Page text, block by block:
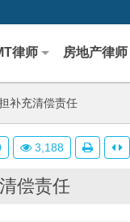
律师 房地产律师
补充清偿责任
偿责任
3,188